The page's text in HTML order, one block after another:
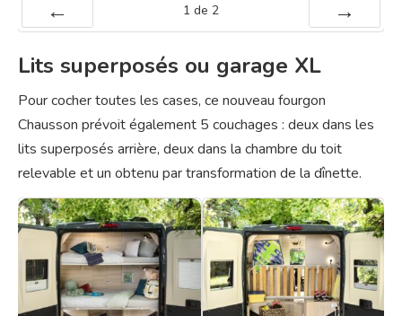
1 de 2
Lits superposés ou garage XL
Pour cocher toutes les cases, ce nouveau fourgon
Chausson prévoit également 5 couchages : deux dans les
lits superposés arrière, deux dans la chambre du toit
relevable et un obtenu par transformation de la dînette.